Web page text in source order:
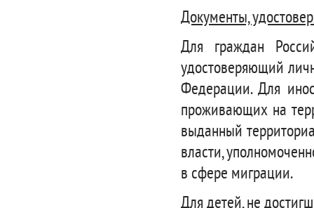
Документы,
Для граждан
удостоверяющий
Федерации. Для
проживающих на
выданный
власти,
в сфере миграции.
Для детей, не